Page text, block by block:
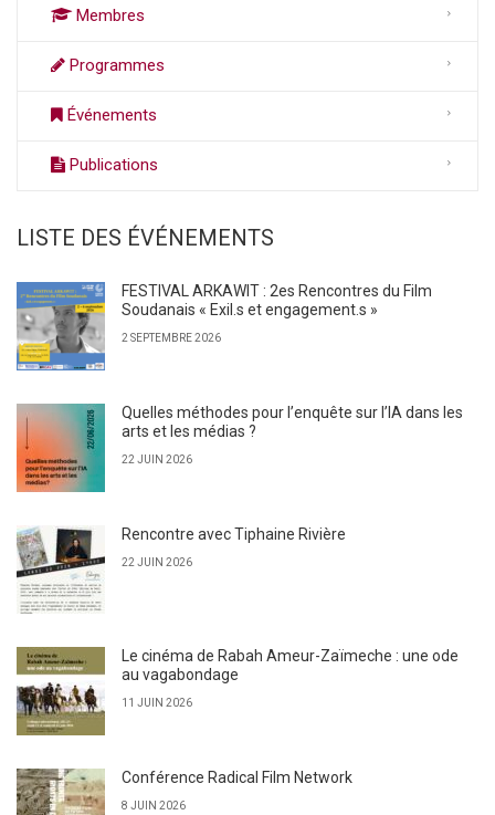
Membres
Programmes
Événements
Publications
LISTE DES ÉVÉNEMENTS
FESTIVAL ARKAWIT : 2es Rencontres du Film
Soudanais « Exil.s et engagement.s »
2 SEPTEMBRE 2026
Quelles méthodes pour l’enquête sur l’IA dans les
arts et les médias ?
22 JUIN 2026
Rencontre avec Tiphaine Rivière
22 JUIN 2026
Le cinéma de Rabah Ameur-Zaïmeche : une ode
au vagabondage
11 JUIN 2026
Conférence Radical Film Network
8 JUIN 2026